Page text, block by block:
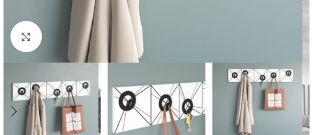
Κλικ για μεγέθυνση